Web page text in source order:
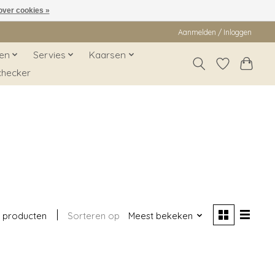
Aanmelden / Inloggen
Servies
Kaarsen
producten Sorteren op Meest bekeken
cookies »